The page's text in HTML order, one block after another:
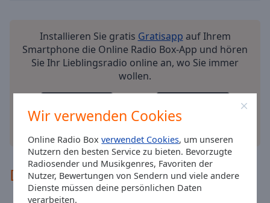
Wir verwenden Cookies
Online Radio Boxverwendet Cookies, um unseren
Nutzern den besten Service zu bieten. Bevorzugte
Radiosender und Musikgenres, Favoriten der
Nutzer, Bewertungen von Sendern und viele andere
Dienste müssen deine persönlichen Daten
verarbeiten.
window.
Text
Opacity
Background
Installieren Sie gratis Gratisapp auf Ihrem
Smartphone die Online Radio Box-App und hören
Sie Ihr Lieblingsradio online an, wo Sie immer
wollen.
Deutsches Städte-Network